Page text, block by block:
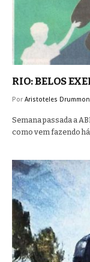
RIO: BELOS
Por Aristoteles
Semana passada a
como vem fazendo